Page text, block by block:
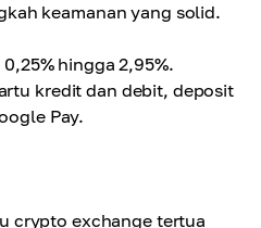
keamanan yang solid.
hingga 2,95%.
kredit dan debit, deposit
Pay.
crypto exchange tertua